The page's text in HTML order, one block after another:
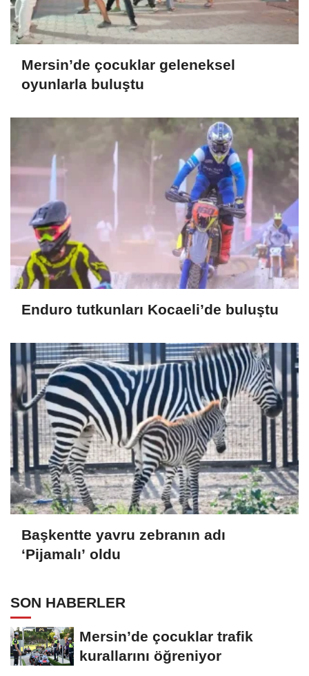
Mersin’de çocuklar geleneksel
oyunlarla buluştu
Enduro tutkunları Kocaeli’de buluştu
Başkentte yavru zebranın adı
‘Pijamalı’ oldu
SON HABERLER
Mersin’de çocuklar trafik
kurallarını öğreniyor